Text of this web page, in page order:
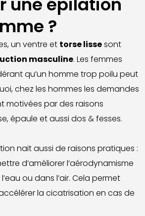
?
un ventre et torse lissesont
masculine. Les femmes
qu’un homme trop poilu peut
chez les hommes les demandes
motivées par des raisons
épaule et aussi dos & fesses.
nait aussi de raisons pratiques :
d’améliorer l’aérodynamisme
ou dans l’air. Cela permet
la cicatrisation en cas de